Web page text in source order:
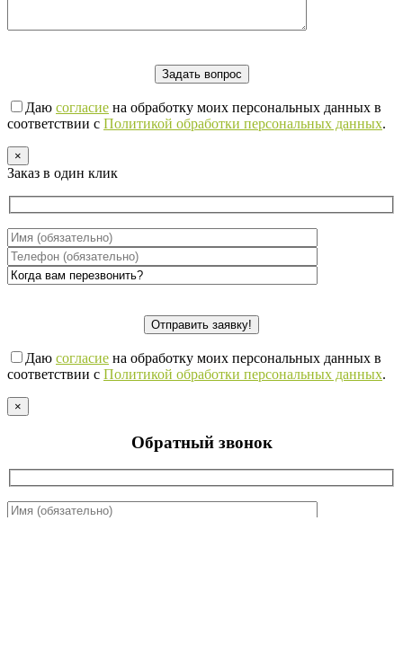
Даю согласие на обработку моих персональных данных в
соответствии с Политикой обработки персональных данных.
×
Заказ в один клик
Даю согласие на обработку моих персональных данных в
соответствии с Политикой обработки персональных данных.
×
Обратный звонок